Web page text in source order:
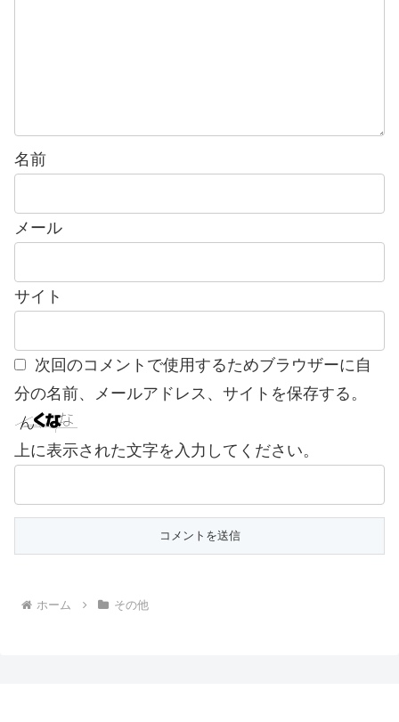
名前
メール
サイト
次回のコメントで使用するためブラウザーに自
分の名前、メールアドレス、サイトを保存する。
上に表示された文字を入力してください。
ホーム その他